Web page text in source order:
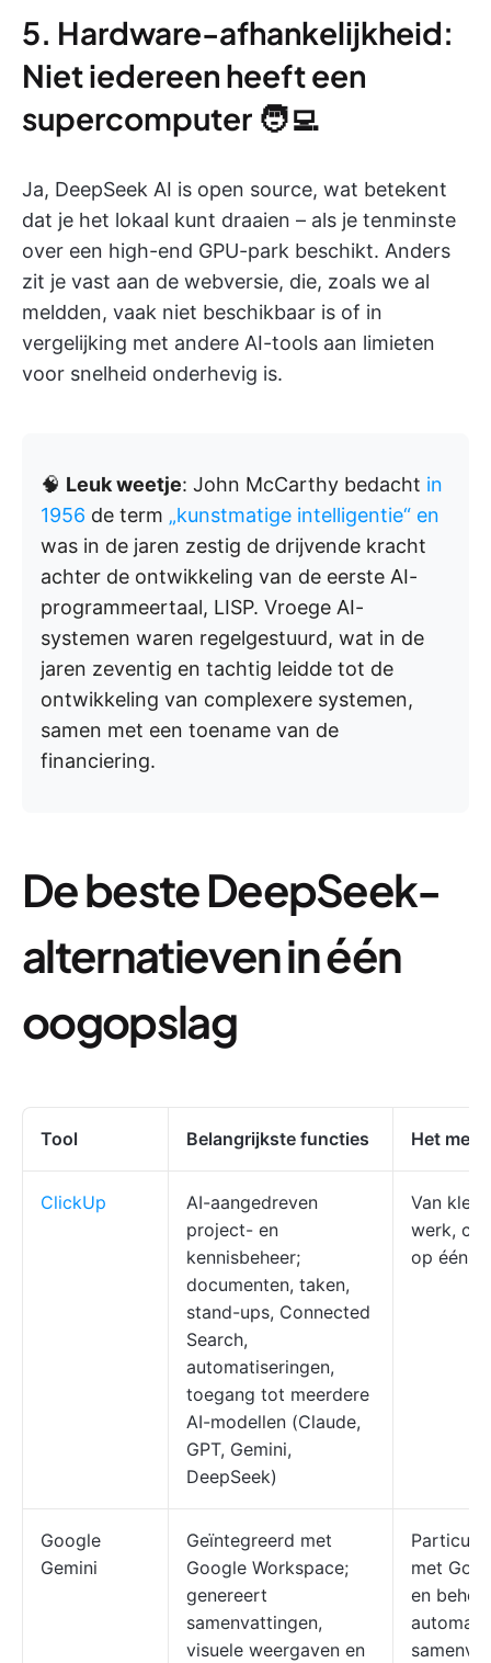
5. Hardware-afhankelijkheid:
Niet iedereen heeft een
supercomputer 🧑‍💻
Ja, DeepSeek AI is open source, wat betekent
dat je het lokaal kunt draaien – als je tenminste
over een high-end GPU-park beschikt. Anders
zit je vast aan de webversie, die, zoals we al
meldden, vaak niet beschikbaar is of in
vergelijking met andere AI-tools aan limieten
voor snelheid onderhevig is.
🧠 Leuk weetje: John McCarthy bedacht in
1956 de term „kunstmatige intelligentie“ en
was in de jaren zestig de drijvende kracht
achter de ontwikkeling van de eerste AI-
programmeertaal, LISP. Vroege AI-
systemen waren regelgestuurd, wat in de
jaren zeventig en tachtig leidde tot de
ontwikkeling van complexere systemen,
samen met een toename van de
financiering.
De beste DeepSeek-
alternatieven in één
oogopslag
Tool Belangrijkste functies Het
ClickUp
AI-aangedreven
project- en
kennisbeheer;
documenten, taken,
stand-ups, Connected
Search,
automatiseringen,
toegang tot meerdere
AI-modellen (Claude,
GPT, Gemini,
DeepSeek)
Van
werk,
op één
Google
Gemini
Geïntegreerd met
Google Workspace;
genereert
samenvattingen,
visuele weergaven en
met
en